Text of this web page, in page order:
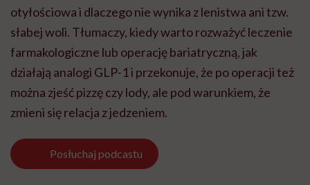
otyłościowa i dlaczego nie wynika z lenistwa ani tzw.
słabej woli. Tłumaczy, kiedy warto rozważyć leczenie
farmakologiczne lub operację bariatryczną, jak
działają analogi GLP-1 i przekonuje, że po operacji też
można zjeść pizzę czy lody, ale pod warunkiem, że
zmieni się relacja z jedzeniem.
Posłuchaj podcastu